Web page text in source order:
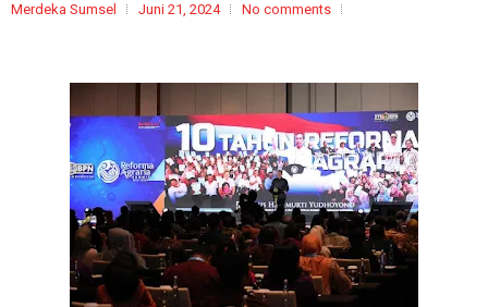
Merdeka Sumsel Juni 21, 2024 No comments